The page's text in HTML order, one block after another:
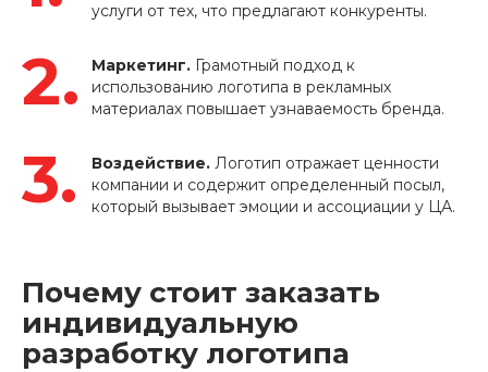
услуги от тех, что предлагают конкуренты.
Маркетинг. Грамотный подход к
использованию логотипа в рекламных
материалах повышает узнаваемость бренда.
Воздействие. Логотип отражает ценности
компании и содержит определенный посыл,
который вызывает эмоции и ассоциации у ЦА.
Почему стоит заказать
индивидуальную
разработку логотипа